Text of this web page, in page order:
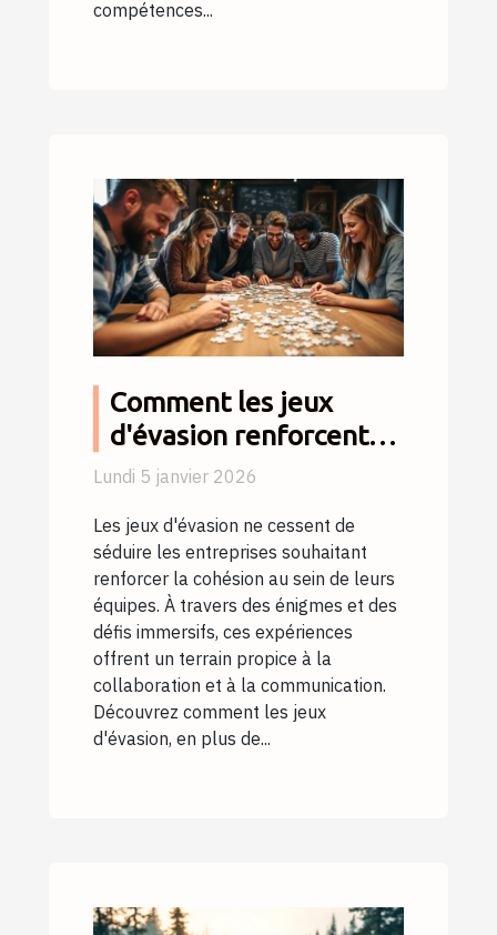
compétences...
Comment les jeux
d'évasion renforcent
les liens d'équipe ?
Lundi 5 janvier 2026
Les jeux d'évasion ne cessent de
séduire les entreprises souhaitant
renforcer la cohésion au sein de leurs
équipes. À travers des énigmes et des
défis immersifs, ces expériences
offrent un terrain propice à la
collaboration et à la communication.
Découvrez comment les jeux
d'évasion, en plus de...